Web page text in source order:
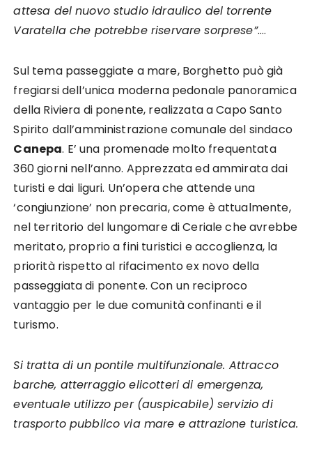
attesa del nuovo studio idraulico del torrente
Varatella che potrebbe riservare sorprese”.…
Sul tema passeggiate a mare, Borghetto può già
fregiarsi dell’unica moderna pedonale panoramica
della Riviera di ponente, realizzata a Capo Santo
Spirito dall’amministrazione comunale del sindaco
Canepa. E’ una promenade molto frequentata
360 giorni nell’anno. Apprezzata ed ammirata dai
turisti e dai liguri. Un’opera che attende una
‘congiunzione’ non precaria, come è attualmente,
nel territorio del lungomare di Ceriale che avrebbe
meritato, proprio a fini turistici e accoglienza, la
priorità rispetto al rifacimento ex novo della
passeggiata di ponente. Con un reciproco
vantaggio per le due comunità confinanti e il
turismo.
Si tratta di un pontile multifunzionale. Attracco
barche, atterraggio elicotteri di emergenza,
eventuale utilizzo per (auspicabile) servizio di
trasporto pubblico via mare e attrazione turistica.